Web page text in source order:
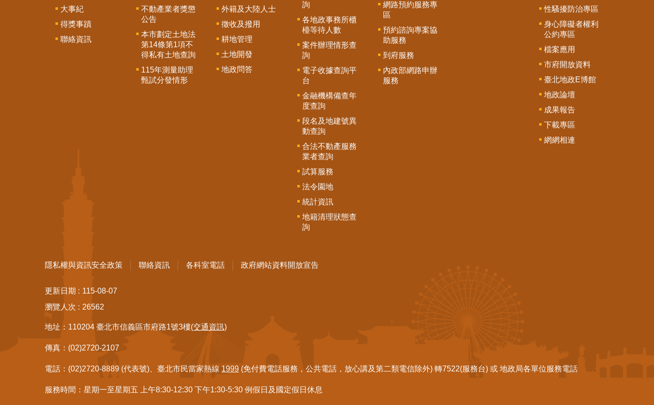
大事紀
得獎事蹟
聯絡資訊
不動產業者獎懲
公告
本市劃定土地法
第14條第1項不
得私有土地查詢
115年測量助理
甄試分發情形
外籍及大陸人士
徵收及撥用
耕地管理
土地開發
地政問答
詢
各地政事務所櫃
檯等待人數
案件辦理情形查
詢
電子收據查詢平
台
金融機構備查年
度查詢
段名及地建號異
動查詢
合法不動產服務
業者查詢
試算服務
法令園地
統計資訊
地籍清理狀態查
詢
網路預約服務專
區
預約諮詢專案協
助服務
到府服務
內政部網路申辦
服務
性騷擾防治專區
身心障礙者權利
公約專區
檔案應用
市府開放資料
臺北地政E博館
地政論壇
成果報告
下載專區
網網相連
隱私權與資訊安全政策 聯絡資訊 各科室電話 政府網站資料開放宣告
更新日期
115-08-07
瀏覽人次
26562
地址：110204 臺北市信義區市府路1號3樓(交通資訊)
傳真：(02)2720-2107
電話：(02)2720-8889 (代表號)、臺北市民當家熱線 1999 (免付費電話服務，公共電話，放心講及第二類電信除外) 轉7522(服務台) 或 地政局各單位服務電話
服務時間：星期一至星期五 上午8:30-12:30 下午1:30-5:30 例假日及國定假日休息